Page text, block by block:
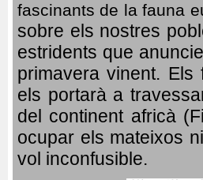
fascinants de la fauna
sobre els nostres
estridents que
primavera vinent. Els
els portarà a
del continent africà
ocupar els mateixos
vol inconfusible.